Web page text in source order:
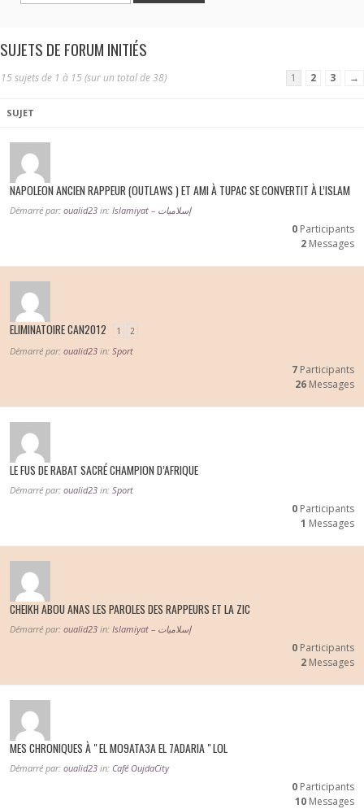
SUJETS DE FORUM INITIÉS
15 sujets de 1 à 15 (sur un total de 38) 1 2 3 →
SUJET
NAPOLEON ANCIEN RAPPEUR (OUTLAWS ) ET AMI À TUPAC SE CONVERTIT À L’ISLAM
Démarré par: oualid23 in: Islamiyat – إسلاميات
0 Participants
2 Messages
ELIMINATOIRE CAN2012 1 2
Démarré par: oualid23 in: Sport
7 Participants
26 Messages
LE FUS DE RABAT SACRÉ CHAMPION D’AFRIQUE
Démarré par: oualid23 in: Sport
0 Participants
1 Messages
CHEIKH ABOU ANAS LES PAROLES DES RAPPEURS ET LA ZIC
Démarré par: oualid23 in: Islamiyat – إسلاميات
0 Participants
2 Messages
MES CHRONIQUES À " EL MO9ATA3A EL 7ADARIA " LOL
Démarré par: oualid23 in: Café OujdaCity
0 Participants
10 Messages